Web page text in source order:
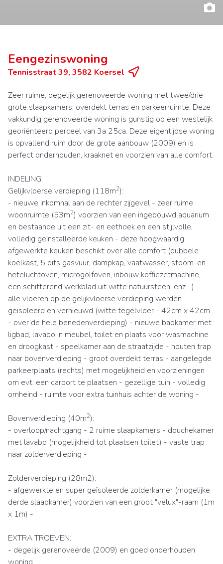
Eengezinswoning
Tennisstraat 39, 3582 Koersel
Zeer ruime, degelijk gerenoveerde woning met twee/drie
grote slaapkamers, overdekt terras en parkeerruimte. Deze
vakkundig gerenoveerde woning is gunstig op een westelijk
georiënteerd perceel van 3a 25ca. Deze eigentijdse woning
is opvallend ruim door de grote aanbouw (2009) en is
perfect onderhouden, kraaknet en voorzien van alle comfort.
INDELING:
Gelijkvloerse verdieping (118m2):
- nieuwe inkomhal aan de rechter zijgevel - zeer ruime
woonruimte (53m2) voorzien van een ingebouwd aquarium
en bestaande uit een zit- en eethoek en een stijlvolle,
volledig geïnstalleerde keuken - deze hoogwaardig
afgewerkte keuken beschikt over alle comfort (dubbele
koelkast, 5 pits gasvuur, dampkap, vaatwasser, stoom-en
heteluchtoven, microgolfoven, inbouw koffiezetmachine,
een schitterend werkblad uit witte natuursteen, enz....) -
alle vloeren op de gelijkvloerse verdieping werden
geïsoleerd en vernieuwd (witte tegelvloer - 42cm x 42cm
- over de hele benedenverdieping) - nieuwe badkamer met
ligbad, lavabo in meubel, toilet en plaats voor wasmachine
en droogkast - speelkamer aan de straatzijde - houten trap
naar bovenverdieping - groot overdekt terras - aangelegde
parkeerplaats (rechts) met mogelijkheid en voorzieningen
om evt. een carport te plaatsen - gezellige tuin - volledig
omheind - ruimte voor extra tuinhuis achter de woning -
Bovenverdieping (40m2):
- overloop/nachtgang - 2 ruime slaapkamers - douchekamer
met lavabo (mogelijkheid tot plaatsen toilet) - vaste trap
naar zolderverdieping -
Zolderverdieping (28m2):
- afgewerkte en super geïsoleerde zolderkamer (mogelijke
derde slaapkamer) voorzien van een groot "velux"-raam (1m
x 1m) -
EXTRA TROEVEN:
- degelijk gerenoveerde (2009) en goed onderhouden